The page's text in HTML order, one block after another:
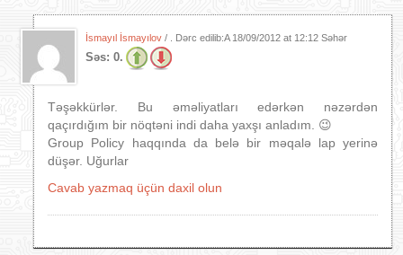
İsmayıl İsmayılov / . Dərc edilib:A 18/09/2012 at 12:12 Səhər
Səs: 0.
Təşəkkürlər. Bu əməliyatları edərkən nəzərdən
qaçırdığım bir nöqtəni indi daha yaxşı anladım. 😉
Group Policy haqqında da belə bir məqalə lap yerinə
düşər. Uğurlar
Cavab yazmaq üçün daxil olun